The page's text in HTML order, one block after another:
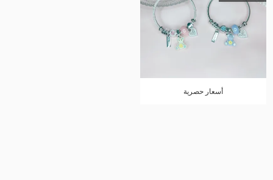
أسعار حصرية